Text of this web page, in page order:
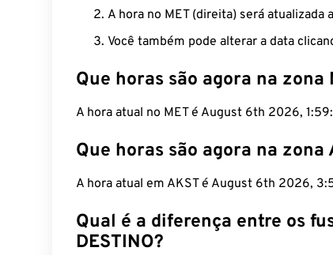
A hora no MET (direita) será atualizada
Você também pode alterar a data
Que horas são agora na zona
A hora atual no MET é August 6th 2026,
Que horas são agora na zona
A hora atual em AKST é August 6th 2026,
Qual é a diferença entre os
DESTINO?